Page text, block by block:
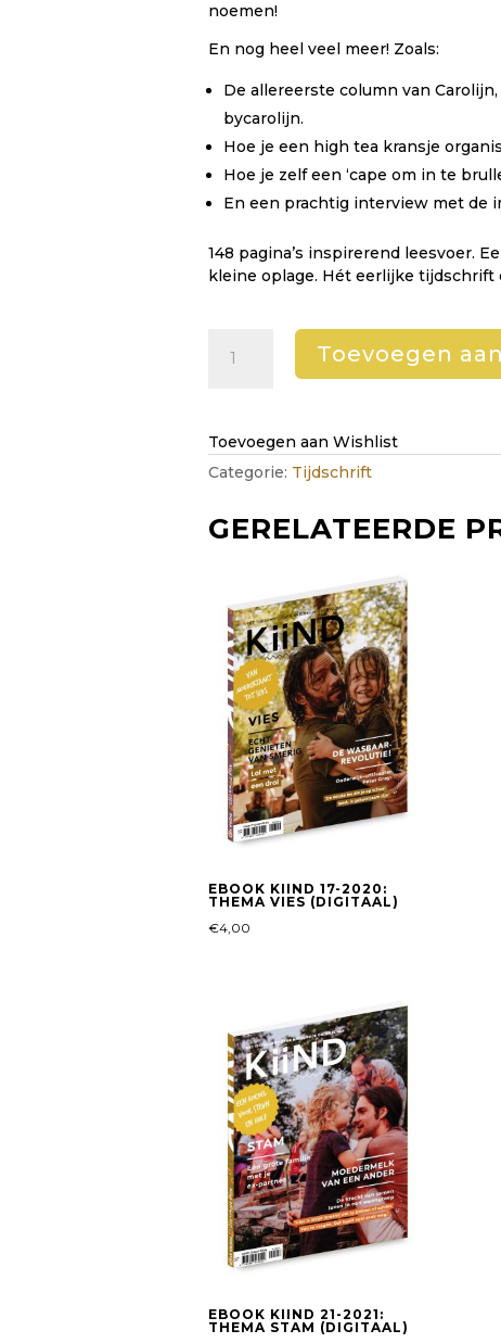
noemen!
En nog heel veel meer! Zoals:
De allereerste column van
bycarolijn.
Hoe je een high tea kransje
Hoe je zelf een ‘cape om in te
En een prachtig interview met de
148 pagina’s inspirerend leesvoer.
kleine oplage. Hét eerlijke tijdschrift
Kiind
MOED
(digitaal)
Toevoegen
Toevoegen aan Wishlist
Categorie: Tijdschrift
GERELATEERDE
EBOOK KIIND 17-2020:
THEMA VIES (DIGITAAL)
€4,00
EBOOK KIIND 21-2021:
THEMA STAM (DIGITAAL)